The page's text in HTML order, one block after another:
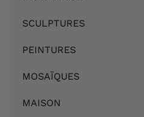
Ouvrir
le
SCULPTURES
Ouvrir
le
PEINTURES
Ouvrir
le
MOSAÏQUES
Ouvrir
le
MAISON
Ouvrir